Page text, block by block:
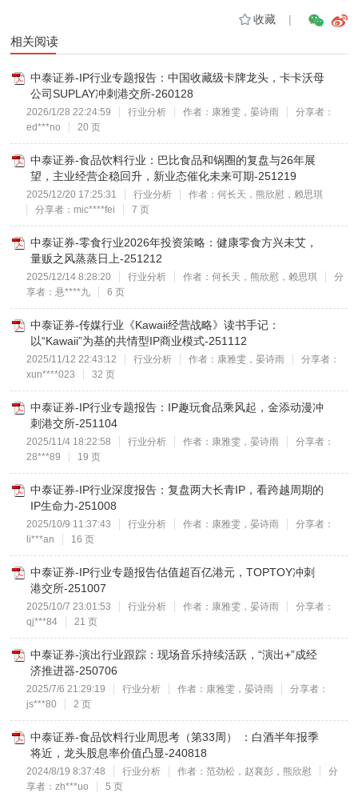
收藏|
相关阅读
中泰证券-IP行业专题报告：中国收藏级卡牌龙头，卡卡沃母
公司SUPLAY冲刺港交所-260128
2026/1/28 22:24:59 行业分析 作者：康雅雯，晏诗雨
分享者：
ed***no
20 页
中泰证券-食品饮料行业：巴比食品和锅圈的复盘与26年展
望，主业经营企稳回升，新业态催化未来可期-251219
2025/12/20 17:25:31 行业分析
作者：何长天，熊欣慰，赖思琪
分享者：mic****fei
7 页
中泰证券-零食行业2026年投资策略：健康零食方兴未艾，
量贩之风蒸蒸日上-251212
2025/12/14 8:28:20 行业分析 作者：何长天，熊欣慰，赖思琪
分
享者：悬****九
6 页
中泰证券-传媒行业《Kawaii经营战略》读书手记：
以“Kawaii”为基的共情型IP商业模式-251112
2025/11/12 22:43:12 行业分析 作者：康雅雯，晏诗雨
分享者：
xun****023
32 页
中泰证券-IP行业专题报告：IP趣玩食品乘风起，金添动漫冲
刺港交所-251104
2025/11/4 18:22:58 行业分析 作者：康雅雯，晏诗雨
分享者：
28***89
19 页
中泰证券-IP行业深度报告：复盘两大长青IP，看跨越周期的
IP生命力-251008
2025/10/9 11:37:43 行业分析 作者：康雅雯，晏诗雨
分享者：
li***an
16 页
中泰证券-IP行业专题报告估值超百亿港元，TOPTOY冲刺
港交所-251007
2025/10/7 23:01:53 行业分析 作者：康雅雯，晏诗雨
分享者：
qj***84
21 页
中泰证券-演出行业跟踪：现场音乐持续活跃，“演出+”成经
济推进器-250706
2025/7/6 21:29:19 行业分析 作者：康雅雯，晏诗雨
分享者：
js***80
2 页
中泰证券-食品饮料行业周思考（第33周） ：白酒半年报季
将近，龙头股息率价值凸显-240818
2024/8/19 8:37:48 行业分析 作者：范劲松，赵襄彭，熊欣慰
分
享者：zh***uo
5 页